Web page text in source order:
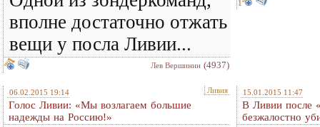
вполне достаточно отжать
вещи у посла Ливии...
Лев Вершинин (4937)
1
06.02.2015 19:14 Ливия
Голос Ливии: «Мы возлагаем большие
надежды на Россию!»
15.01.2015 11:47
В Ливии после
безжалостно